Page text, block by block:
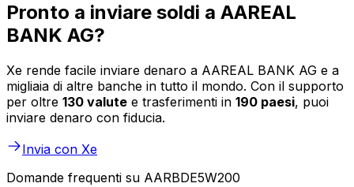
Pronto a inviare soldi a AAREAL
BANK AG?
Xe rende facile inviare denaro a AAREAL BANK AG e a
migliaia di altre banche in tutto il mondo. Con il supporto
per oltre 130 valute e trasferimenti in 190 paesi, puoi
inviare denaro con fiducia.
Invia con Xe
Domande frequenti su AARBDE5W200